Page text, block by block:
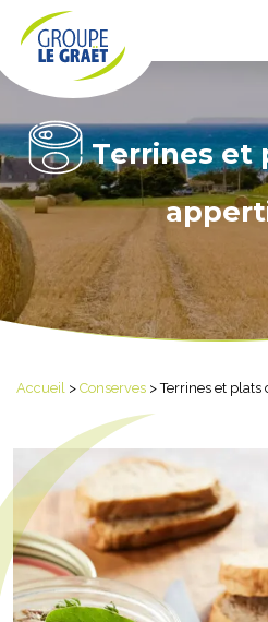
Terrines et
Accueil > Conserves >Terrines et plats